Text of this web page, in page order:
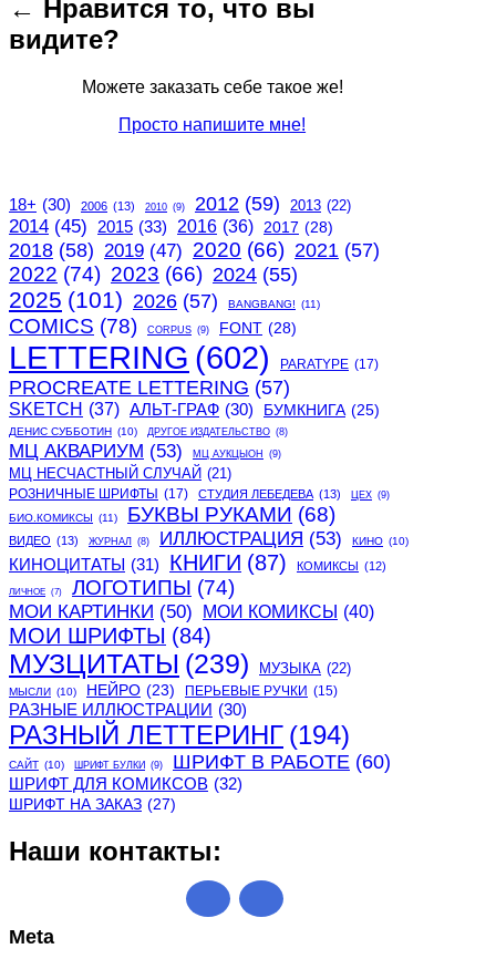
← Нравится то, что вы
видите?
Можете заказать себе такое же!
Просто напишите мне!
18+ (30) 2006 (13) 2010 (9) 2012 (59) 2013 (22)
2014 (45) 2015 (33) 2016 (36) 2017 (28)
2018 (58) 2019 (47) 2020 (66) 2021 (57)
2022 (74) 2023 (66) 2024 (55)
2025 (101) 2026 (57) BANGBANG! (11)
COMICS (78) CORPUS (9) FONT (28)
LETTERING (602) PARATYPE (17)
PROCREATE LETTERING (57)
SKETCH (37) АЛЬТ-ГРАФ (30) БУМКНИГА (25)
ДЕНИС СУББОТИН (10) ДРУГОЕ ИЗДАТЕЛЬСТВО (8)
МЦ АКВАРИУМ (53) МЦ АУКЦЫОН (9)
МЦ НЕСЧАСТНЫЙ СЛУЧАЙ (21)
РОЗНИЧНЫЕ ШРИФТЫ (17) СТУДИЯ ЛЕБЕДЕВА (13) ЦЕХ (9)
БИО.КОМИКСЫ (11) БУКВЫ РУКАМИ (68)
ВИДЕО (13) ЖУРНАЛ (8) ИЛЛЮСТРАЦИЯ (53) КИНО (10)
КИНОЦИТАТЫ (31) КНИГИ (87) КОМИКСЫ (12)
ЛИЧНОЕ (7) ЛОГОТИПЫ (74)
МОИ КАРТИНКИ (50) МОИ КОМИКСЫ (40)
МОИ ШРИФТЫ (84)
МУЗЦИТАТЫ (239) МУЗЫКА (22)
МЫСЛИ (10) НЕЙРО (23) ПЕРЬЕВЫЕ РУЧКИ (15)
РАЗНЫЕ ИЛЛЮСТРАЦИИ (30)
РАЗНЫЙ ЛЕТТЕРИНГ (194)
САЙТ (10) ШРИФТ БУЛКИ (9) ШРИФТ В РАБОТЕ (60)
ШРИФТ ДЛЯ КОМИКСОВ (32)
ШРИФТ НА ЗАКАЗ (27)
Наши контакты:
Meta